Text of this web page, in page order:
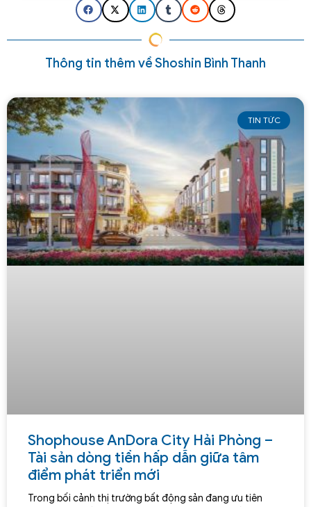
Thông tin thêm về Shoshin Bình Thanh
TIN TỨC
Shophouse AnDora City Hải Phòng –
Tài sản dòng tiền hấp dẫn giữa tâm
điểm phát triển mới
Trong bối cảnh thị trường bất động sản đang ưu tiên